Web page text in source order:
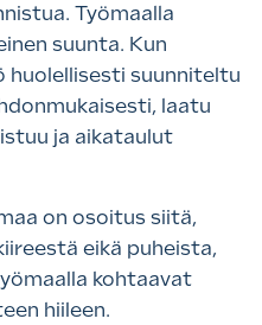
Työmaalla
suunta. Kun
huolellisesti suunniteltu
laatu
ja aikataulut
on osoitus siitä,
eikä puheista,
kohtaavat
hiileen.